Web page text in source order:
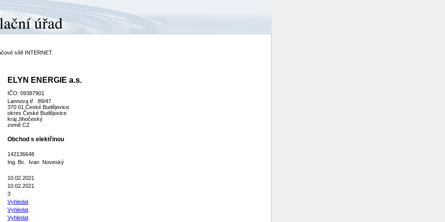
sítě INTERNET.
ELYN ENERGIE a.s.
IČO: 09387901
Lannova tř. 89/47
370 01 České Budějovice
okres České Budějovice
kraj Jihočeský
země CZ
Obchod s elektřinou
142136648
Ing. Bc. Ivan Noveský
10.02.2021
10.02.2021
3
Vyhledat
Vyhledat
Vyhledat